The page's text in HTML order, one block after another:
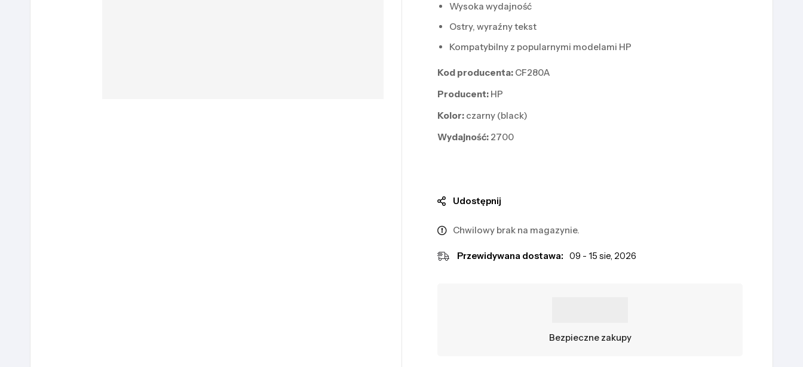
Wysoka wydajność
Ostry, wyraźny tekst
Kompatybilny z popularnymi modelami HP
Kod producenta: CF280A
Producent: HP
Kolor: czarny (black)
Wydajność: 2700
Chwilowy brak na magazynie.
Udostępnij
Przewidywana dostawa: 09 - 15 sie, 2026
Bezpieczne zakupy